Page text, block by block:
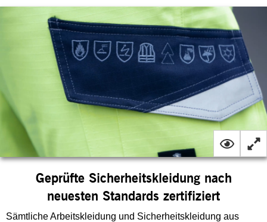
Geprüfte Sicherheitskleidung nach
neuesten Standards zertifiziert
Sämtliche Arbeitskleidung und Sicherheitskleidung aus